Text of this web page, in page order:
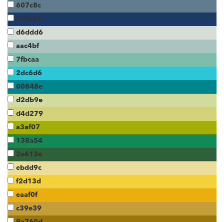
607c8c
1c3a65
d6ddd6
aac4bf
7fbcaa
2dc6d6
00848e
d2db9e
d4d279
a3af07
138a54
2e613a
ebdd9c
f2d13d
eaaf0f
c39e39